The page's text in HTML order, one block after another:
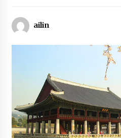
2012年12月4日
2012年7月19日
广东丰顺县林海实业有限公司
2012年2月11日
南京林业大学学生木
ailin